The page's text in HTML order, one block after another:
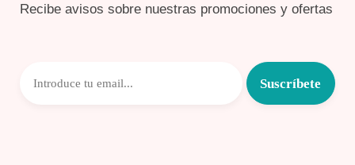
Recibe avisos sobre nuestras promociones y ofertas